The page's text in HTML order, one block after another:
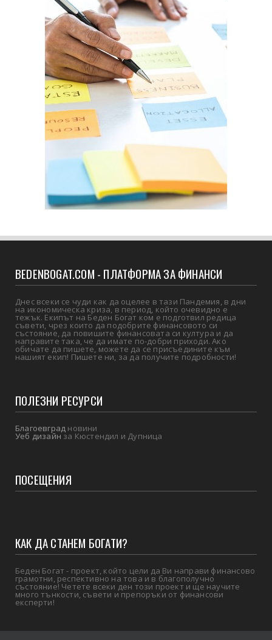
BEDENBOGAT.COM - ПЛАТФОРМА ЗА ФИНАНСИ
Днес всеки се чуди как да оцелее в тази Пандемия, в дни
на икономическа криза, в период, който очевидно е
тежък. Екипът на Беден Богат ком е подготвил редица
съвети, чрез които да подобрите финансовото си
състояние, да повишите финансовата си култура и да
направите така, че да имате по-добри приходи. Ако
обичате да пишете, можете да се присъедините към
нашият екип! Пишете ни, за да получите подробности!
ПОЛЕЗНИ РЕСУРСИ
Благоевград новини
Уеб дизайн за Кюстендил и Дупница
ПОСЕЩЕНИЯ
КАК ДА СТАНЕМ БОГАТИ?
Беден Богат - проект, който цели да Ви направи финансово
грамотни, респективно на това и в благополучно
състояние! Четете всеки ден този проект и ще научите
много тънкости, съвети и препоръки от финансови
експерти!